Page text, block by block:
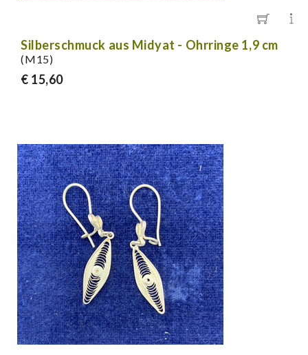
Silberschmuck aus Midyat - Ohrringe 1,9 cm
(M15)
€ 15,60